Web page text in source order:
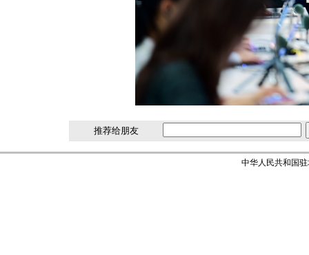
推荐给朋友
中华人民共和国